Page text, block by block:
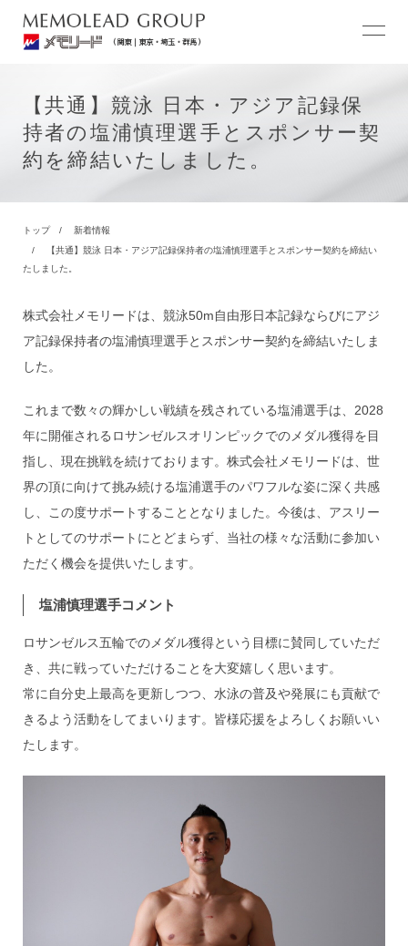
【共通】競泳 日本・アジア記録保
持者の塩浦慎理選手とスポンサー契
約を締結いたしました。
トップ
新着情報
【共通】競泳 日本・アジア記録保持者の塩浦慎理選手とスポンサー契約を締結い
たしました。
株式会社メモリードは、競泳50m自由形日本記録ならびにアジ
ア記録保持者の塩浦慎理選手とスポンサー契約を締結いたしま
した。
これまで数々の輝かしい戦績を残されている塩浦選手は、2028
年に開催されるロサンゼルスオリンピックでのメダル獲得を目
指し、現在挑戦を続けております。株式会社メモリードは、世
界の頂に向けて挑み続ける塩浦選手のパワフルな姿に深く共感
し、この度サポートすることとなりました。今後は、アスリー
トとしてのサポートにとどまらず、当社の様々な活動に参加い
ただく機会を提供いたします。
塩浦慎理選手コメント
ロサンゼルス五輪でのメダル獲得という目標に賛同していただ
き、共に戦っていただけることを大変嬉しく思います。
常に自分史上最高を更新しつつ、水泳の普及や発展にも貢献で
きるよう活動をしてまいります。皆様応援をよろしくお願いい
たします。